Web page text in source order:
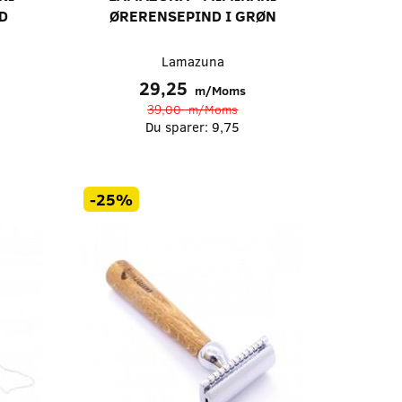
ØRERENSEPIND I GRØN
Lamazuna
29,25 m/Moms
39,00m/Moms
Du sparer:9,75
-25%